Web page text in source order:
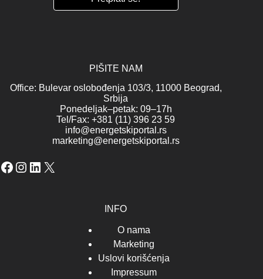
PIŠITE NAM
Office: Bulevar oslobođenja 103/3, 11000 Beograd,
Srbija
Ponedeljak–petak: 09–17h
Tel/Fax: +381 (11) 396 23 59
info@energetskiportal.rs
marketing@energetskiportal.rs
Facebook
Instagram
LinkedIn
X
INFO
O nama
Marketing
Uslovi korišćenja
Impressum